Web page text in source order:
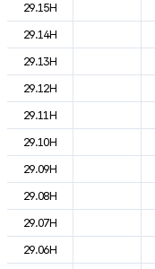
29.15H
29.14H
29.13H
29.12H
29.11H
29.10H
29.09H
29.08H
29.07H
29.06H